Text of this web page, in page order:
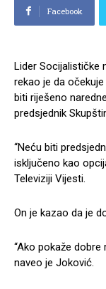
Facebook
Lider Socijalističke
rekao je da
biti riješeno
predsjednik
“Neću biti
isključeno kao
Televiziji Vijesti.
On je kazao da je
“Ako pokaže
naveo je Joković.